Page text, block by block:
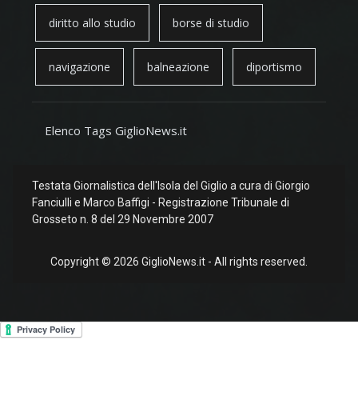
diritto allo studio borse di studio
navigazione balneazione diportismo
Elenco Tags GiglioNews.it
Testata Giornalistica dell'Isola del Giglio a cura di Giorgio
Fanciulli e Marco Baffigi - Registrazione Tribunale di
Grosseto n. 8 del 29 Novembre 2007
Copyright © 2026 GiglioNews.it - All rights reserved.